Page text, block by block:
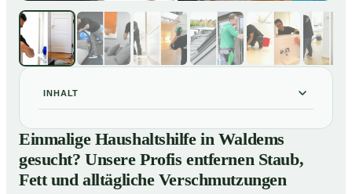
INHALT
Einmalige Haushaltshilfe in Waldems gesucht? Unsere
Profis entfernen Staub, Fett und alltägliche
Verschmutzungen
02So unterstützt Sie eine Haushaltshilfe in Waldems im
Einmalige Haushaltshilfe in Waldems
gesucht? Unsere Profis entfernen Staub,
Fett und alltägliche Verschmutzungen